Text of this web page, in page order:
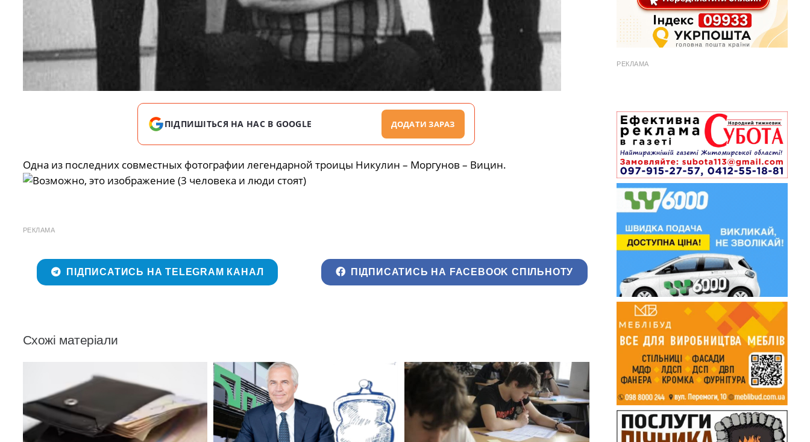
ПІДПИШІТЬСЯ НА НАС В GOOGLE ДОДАТИ ЗАРАЗ
Одна из последних совместных фотографии легендарной троицы Никулин – Моргунов – Вицин.
РЕКЛАМА
ПІДПИСАТИСЬ НА TELEGRAM КАНАЛ ПІДПИСАТИСЬ НА FACEBOOK СПІЛЬНОТУ
Схожі матеріали
РЕКЛАМА